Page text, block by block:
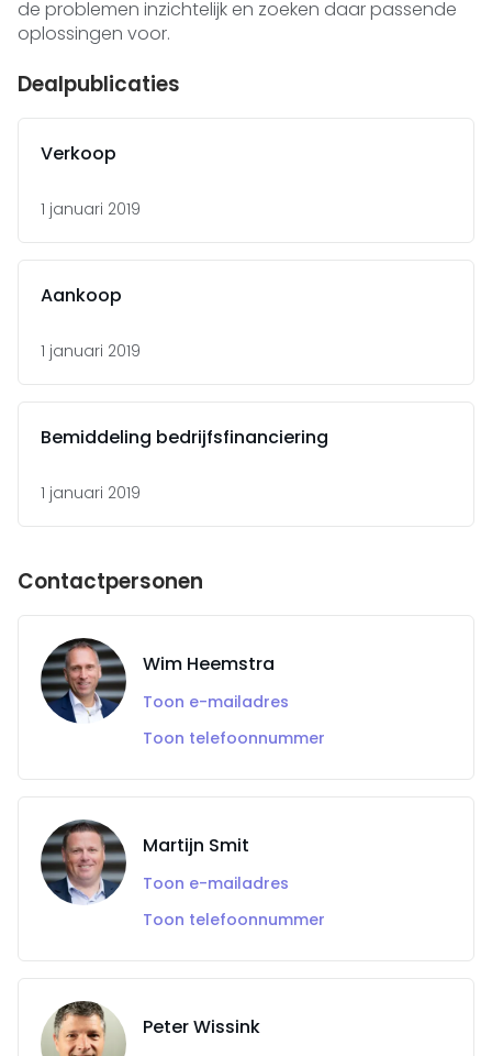
de problemen inzichtelijk en zoeken daar passende
oplossingen voor.
Dealpublicaties
Verkoop
1 januari 2019
Aankoop
1 januari 2019
Bemiddeling bedrijfsfinanciering
1 januari 2019
Contactpersonen
Wim Heemstra
Toon e-mailadres
Toon telefoonnummer
Martijn Smit
Toon e-mailadres
Toon telefoonnummer
Peter Wissink